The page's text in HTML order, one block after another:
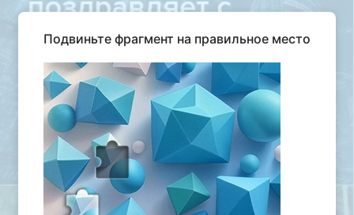
Подвиньте фрагмент на правильное место